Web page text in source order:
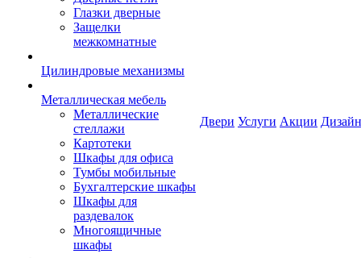
Глазки дверные
Защелки
межкомнатные
Цилиндровые механизмы
Металлическая мебель
Металлические
стеллажи
Картотеки
Шкафы для офиса
Тумбы мобильные
Бухгалтерские шкафы
Шкафы для
раздевалок
Многоящичные
шкафы
Двери Услуги Акции